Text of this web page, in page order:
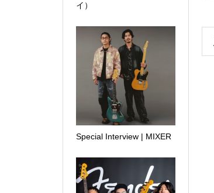
イ）
Special Interview | MIXER